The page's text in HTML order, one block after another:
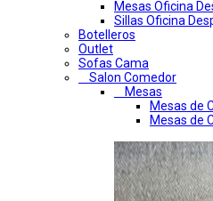
Mesas Oficina
Sillas Oficina
Botelleros
Outlet
Sofas Cama
Salon Comedor
Mesas
Mesas de
Mesas de